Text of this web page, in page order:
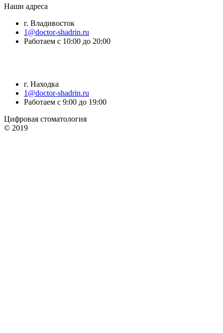
Наши адреса
г. Владивосток
1@doctor-shadrin.ru
Работаем с 10:00 до 20:00
г. Находка
1@doctor-shadrin.ru
Работаем с 9:00 до 19:00
Цифровая стоматология
© 2019